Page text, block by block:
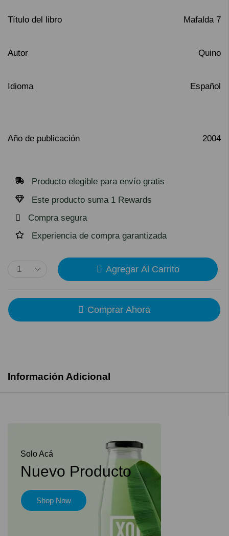
Título del libro Mafalda 7
Autor Quino
Idioma Español
Año de publicación 2004
Producto elegible para envío gratis
Este producto suma 1 Rewards
Compra segura
Experiencia de compra garantizada
Agregar Al Carrito
Comprar Ahora
Información Adicional
Solo Acá
Nuevo Producto
Shop Now